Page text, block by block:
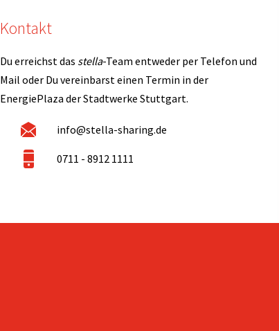
Kontakt
Du erreichst das stella-Team entweder per Telefon und
Mail oder Du vereinbarst einen Termin in der
EnergiePlaza der Stadtwerke Stuttgart.
info@stella-sharing.de
0711 - 8912 1111